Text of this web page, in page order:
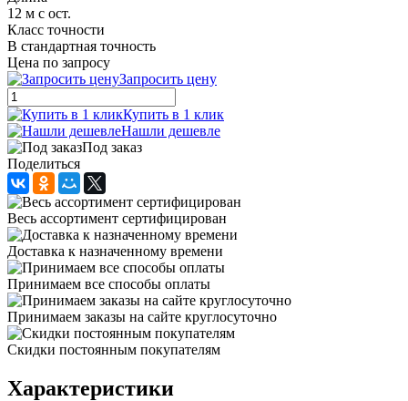
12 м с ост.
Класс точности
В стандартная точность
Цена по запросу
Запросить цену
Купить в 1 клик
Нашли дешевле
Под заказ
Поделиться
Весь ассортимент сертифицирован
Доставка к назначенному времени
Принимаем все способы оплаты
Принимаем заказы на сайте круглосуточно
Скидки постоянным покупателям
Характеристики